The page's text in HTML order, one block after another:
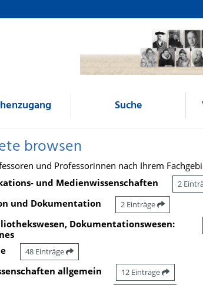
Suche
browsen
und Professorinnen nach Ihrem
und Medienwissenschaften
2
und Dokumentation 2 Einträge
Dokumentationswesen:
48 Einträge
allgemein 12 Einträge